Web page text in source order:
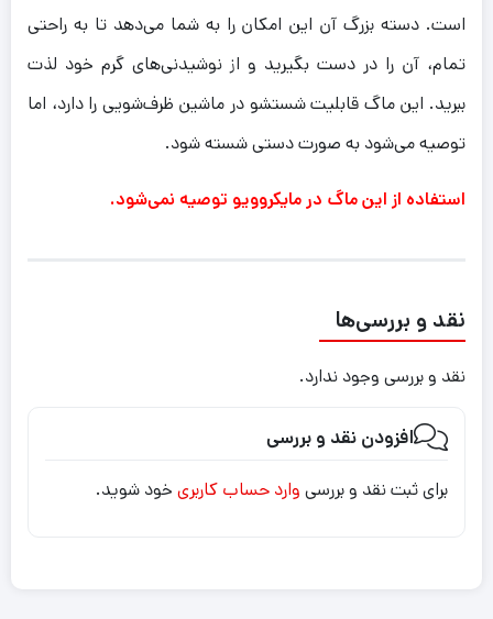
است. دسته بزرگ آن این امکان را به شما می‌دهد تا به راحتی
تمام، آن را در دست بگیرید و از نوشیدنی‌های گرم خود لذت
ببرید. این ماگ قابلیت شستشو در ماشین ظرف‌شویی را دارد، اما
توصیه می‌شود به صورت دستی شسته شود.
استفاده از این ماگ در مایکروویو توصیه نمی‌شود.
نقد و بررسی‌ها
نقد و بررسی وجود ندارد.
افزودن نقد و بررسی
برای ثبت نقد و بررسی وارد حساب کاربری خود شوید.